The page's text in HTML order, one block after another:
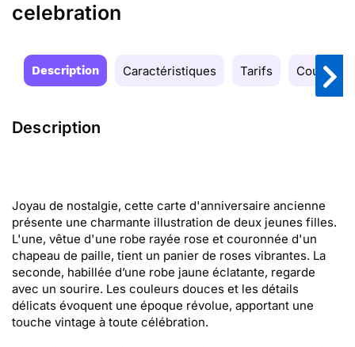
celebration
Description Caractéristiques Tarifs Couleurs
Description
Joyau de nostalgie, cette carte d'anniversaire ancienne
présente une charmante illustration de deux jeunes filles.
L'une, vêtue d'une robe rayée rose et couronnée d'un
chapeau de paille, tient un panier de roses vibrantes. La
seconde, habillée d’une robe jaune éclatante, regarde
avec un sourire. Les couleurs douces et les détails
délicats évoquent une époque révolue, apportant une
touche vintage à toute célébration.